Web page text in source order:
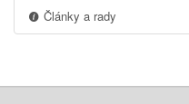
Články a rady